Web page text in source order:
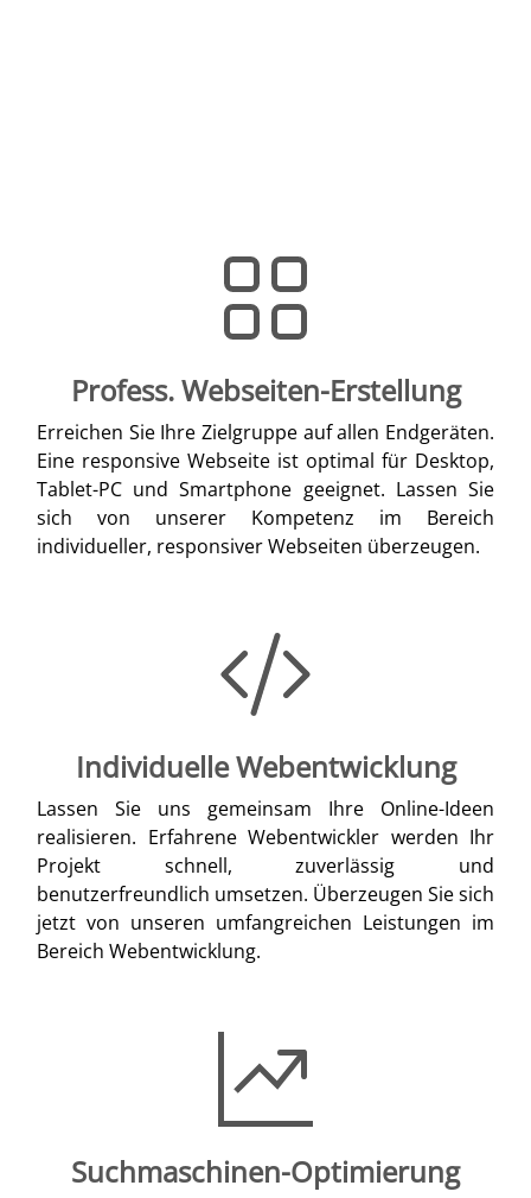
Profess. Webseiten-Erstellung
Erreichen Sie Ihre Zielgruppe auf allen Endgeräten.
Eine responsive Webseite ist optimal für Desktop,
Tablet-PC und Smartphone geeignet. Lassen Sie
sich von unserer Kompetenz im Bereich
individueller, responsiver Webseiten überzeugen.
Individuelle Webentwicklung
Lassen Sie uns gemeinsam Ihre Online-Ideen
realisieren. Erfahrene Webentwickler werden Ihr
Projekt schnell, zuverlässig und
benutzerfreundlich umsetzen. Überzeugen Sie sich
jetzt von unseren umfangreichen Leistungen im
Bereich Webentwicklung.
Suchmaschinen-Optimierung